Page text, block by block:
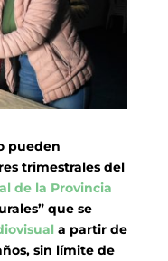
pueden
trimestrales del
de la Provincia
que se
a partir de
sin límite de